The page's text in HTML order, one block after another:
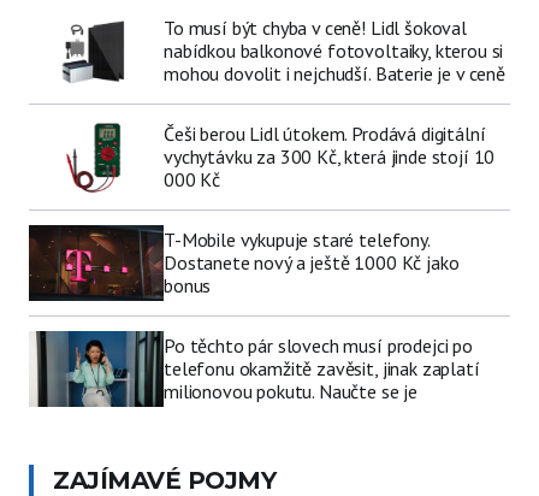
To musí být chyba v ceně! Lidl šokoval
nabídkou balkonové fotovoltaiky, kterou si
mohou dovolit i nejchudší. Baterie je v ceně
Češi berou Lidl útokem. Prodává digitální
vychytávku za 300 Kč, která jinde stojí 10
000 Kč
T-Mobile vykupuje staré telefony.
Dostanete nový a ještě 1000 Kč jako
bonus
Po těchto pár slovech musí prodejci po
telefonu okamžitě zavěsit, jinak zaplatí
milionovou pokutu. Naučte se je
ZAJÍMAVÉ POJMY